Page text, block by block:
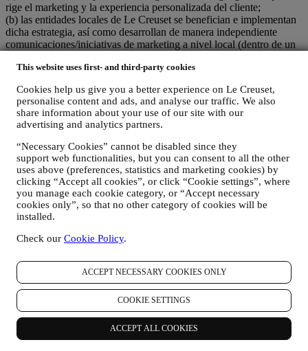
This website uses first- and third-party cookies
Cookies help us give you a better experience on Le Creuset,
personalise content and ads, and analyse our traffic. We also
share information about your use of our site with our
advertising and analytics partners.
“Necessary Cookies” cannot be disabled since they
support web functionalities, but you can consent to all the other
uses above (preferences, statistics and marketing cookies) by
clicking “Accept all cookies”, or click “Cookie settings”, where
you manage each cookie category, or “Accept necessary
cookies only”, so that no other category of cookies will be
installed.
Check our Cookie Policy.
ACCEPT NECESSARY COOKIES ONLY
COOKIE SETTINGS
ACCEPT ALL COOKIES
rige el marketing y la experiencia personalizada del cliente;
(b) las entidades locales de Le Creuset se benefician e implementan
dicha estrategia, así como desarrollan de manera independiente
comunicaciones/iniciativas de marketing a nivel local (dentro de un
(c) ambos corresponsables están obligados a atender las solicitudes
3. ¿POR QUÉ RECOPILAMOS ESTA INFORMACIÓN?
Podemos procesar sus datos para los siguientes fines:
PARA NUESTRAS OBLIGACIONES LEGALES Es
posible que tengamos que procesar algunos datos sobre usted
para cumplir con nuestras obligaciones legales y otras
obligaciones derivadas de las instrucciones recibidas de las
autoridades.
PARA CREAR UNA CUENTA LE CREUSET
Utilizaremos sus datos para crear una cuenta de Le Creuset
que le dará acceso a una serie de ventajas dedicadas a los
servicios, tales como un pago más rápido, guardar múltiples
pedidos. Cualquier actividad de procesamiento es necesaria
para permitirnos proporcionarle estos servicios como titular de
una cuenta de Le Creuset.
PARA GESTIONAR SUS PEDIDOS Y
PROPORCIONARLE NUESTROS PRODUCTOS,
SERVICIOS Y ASISTENCIA. Utilizaremos sus datos para
gestionar nuestra relación contractual con usted, su compra de